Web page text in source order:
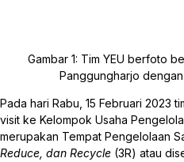
Gambar 1: Tim YEU berfoto
Panggungharjo
Pada hari Rabu, 15 Februari 2023
visit ke Kelompok Usaha
merupakan Tempat Pengelolaan
Reduce, dan Recycle (3R) atau